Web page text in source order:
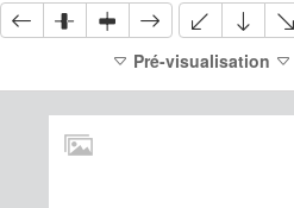
Pré-visualisation